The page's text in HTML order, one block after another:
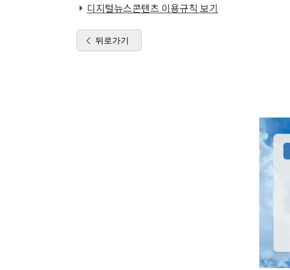
디지털뉴스콘텐츠 이용규칙 보기
뒤로가기